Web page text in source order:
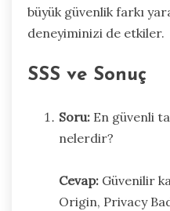
büyük güvenlik farkı
deneyiminizi de etkiler.
SSS ve Sonuç
Soru: En güvenli
nelerdir?
Cevap: Güvenilir
Origin, Privacy